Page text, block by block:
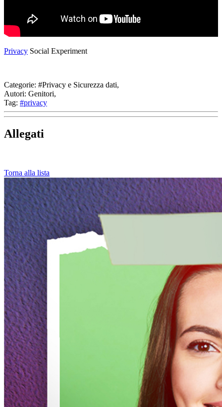
Privacy Social Experiment
Categorie: #Privacy e Sicurezza dati,
Autori: Genitori,
Tag: #privacy
Allegati
Torna alla lista